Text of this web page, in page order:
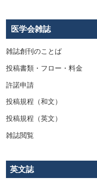
医学会雑誌
雑誌創刊のことば
投稿書類・フロー・料金
許諾申請
投稿規程（和文）
投稿規程（英文）
雑誌閲覧
英文誌